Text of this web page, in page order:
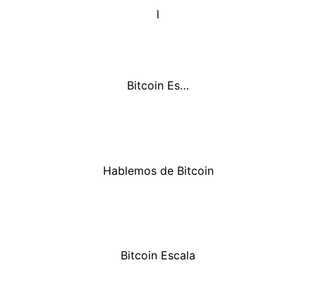
l
Bitcoin Es…
Hablemos de Bitcoin
Bitcoin Escala